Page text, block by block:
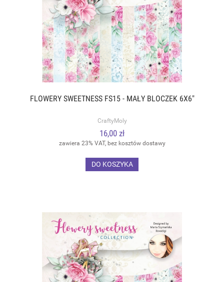
FLOWERY SWEETNESS FS15 - MAŁY BLOCZEK 6X6"
CraftyMoly
16,00 zł
zawiera 23% VAT, bez kosztów dostawy
DO KOSZYKA